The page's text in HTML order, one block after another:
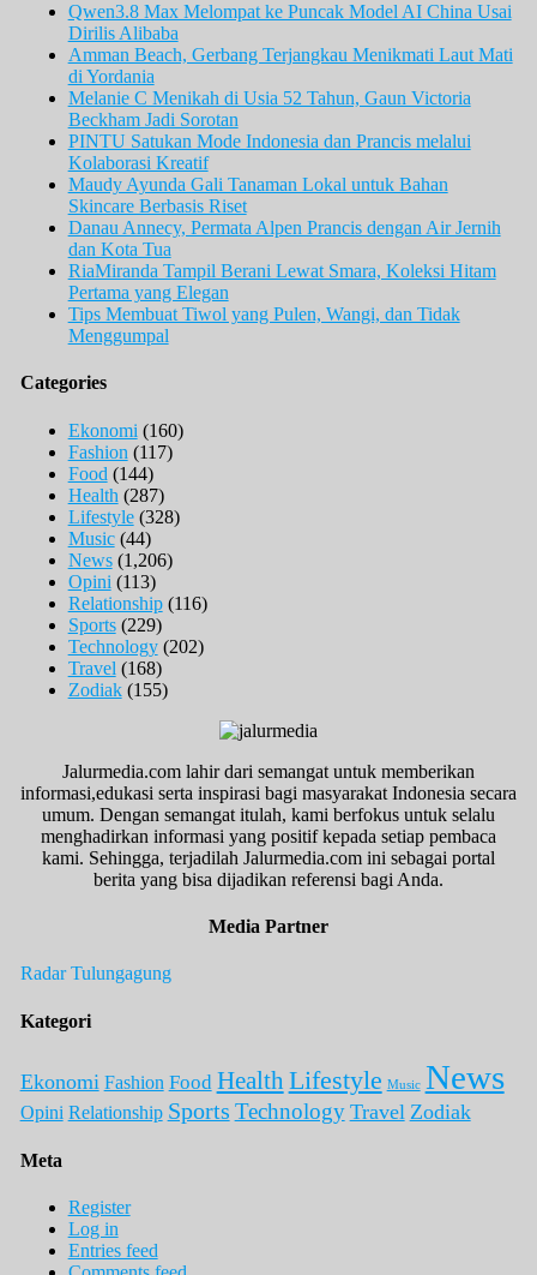
Qwen3.8 Max Melompat ke Puncak Model AI China Usai
Dirilis Alibaba
Amman Beach, Gerbang Terjangkau Menikmati Laut Mati
di Yordania
Melanie C Menikah di Usia 52 Tahun, Gaun Victoria
Beckham Jadi Sorotan
PINTU Satukan Mode Indonesia dan Prancis melalui
Kolaborasi Kreatif
Maudy Ayunda Gali Tanaman Lokal untuk Bahan
Skincare Berbasis Riset
Danau Annecy, Permata Alpen Prancis dengan Air Jernih
dan Kota Tua
RiaMiranda Tampil Berani Lewat Smara, Koleksi Hitam
Pertama yang Elegan
Tips Membuat Tiwol yang Pulen, Wangi, dan Tidak
Menggumpal
Categories
Ekonomi (160)
Fashion (117)
Food (144)
Health (287)
Lifestyle(328)
Music(44)
News(1,206)
Opini (113)
Relationship(116)
Sports(229)
Technology(202)
Travel (168)
Zodiak(155)
Jalurmedia.com lahir dari semangat untuk memberikan
informasi,edukasi serta inspirasi bagi masyarakat Indonesia secara
umum. Dengan semangat itulah, kami berfokus untuk selalu
menghadirkan informasi yang positif kepada setiap pembaca
kami. Sehingga, terjadilah Jalurmedia.com ini sebagai portal
berita yang bisa dijadikan referensi bagi Anda.
Media Partner
Radar Tulungagung
Kategori
Ekonomi Fashion Food Health Lifestyle Music News
Opini Relationship Sports Technology Travel Zodiak
Meta
Register
Log in
Entries feed